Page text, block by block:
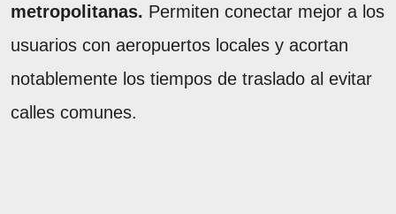
metropolitanas. Permiten conectar mejor a los
usuarios con aeropuertos locales y acortan
notablemente los tiempos de traslado al evitar
calles comunes.